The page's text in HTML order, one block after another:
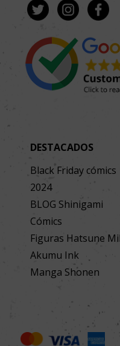
DESTACADOS
Black Friday cómics
2024
BLOG Shinigami
Cómics
Figuras Hatsune
Akumu Ink
Manga Shonen